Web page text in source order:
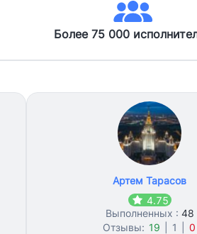
Более 75 000
Артем Тарасов
4.75
Выполненных : 48
Отзывы: 19 1 0